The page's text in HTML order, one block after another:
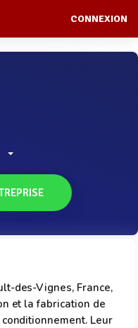
CONNEXION
des-Vignes, France,
et la fabrication de
Leur